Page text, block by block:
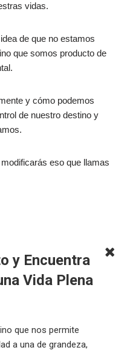
vidas.
de que no estamos
que somos producto de
y cómo podemos
de nuestro destino y
eso que llamas
y Encuentra
Vida Plena
que nos permite
a una de grandeza,